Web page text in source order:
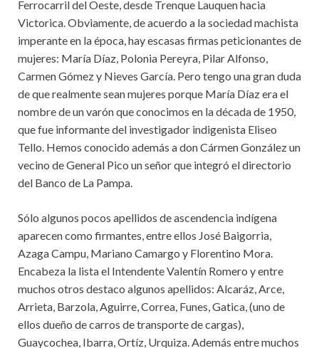
Ferrocarril del Oeste, desde Trenque Lauquen hacia
Victorica. Obviamente, de acuerdo a la sociedad machista
imperante en la época, hay escasas firmas peticionantes de
mujeres: María Díaz, Polonia Pereyra, Pilar Alfonso,
Carmen Gómez y Nieves García. Pero tengo una gran duda
de que realmente sean mujeres porque María Díaz era el
nombre de un varón que conocimos en la década de 1950,
que fue informante del investigador indigenista Eliseo
Tello. Hemos conocido además a don Cármen González un
vecino de General Pico un señor que integró el directorio
del Banco de La Pampa.
Sólo algunos pocos apellidos de ascendencia indígena
aparecen como firmantes, entre ellos José Baigorria,
Azaga Campu, Mariano Camargo y Florentino Mora.
Encabeza la lista el Intendente Valentín Romero y entre
muchos otros destaco algunos apellidos: Alcaráz, Arce,
Arrieta, Barzola, Aguirre, Correa, Funes, Gatica, (uno de
ellos dueño de carros de transporte de cargas),
Guaycochea, Ibarra, Ortíz, Urquiza. Además entre muchos